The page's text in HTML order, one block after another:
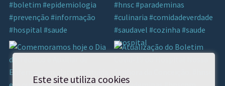
Este site utiliza cookies